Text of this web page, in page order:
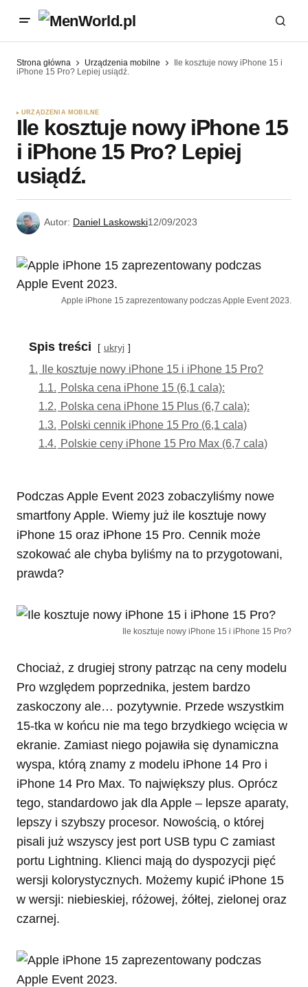
Strona główna Urządzenia mobilne
Ile kosztuje nowy iPhone 15 i
iPhone 15 Pro? Lepiej usiądź.
URZĄDZENIA MOBILNE
Ile kosztuje nowy iPhone 15
i iPhone 15 Pro? Lepiej
usiądź.
Autor: Daniel Laskowski12/09/2023
Apple iPhone 15 zaprezentowany podczas Apple Event 2023.
Spis treści ukryj
1.
Ile kosztuje nowy iPhone 15 i iPhone 15 Pro?
1.1. Polska cena iPhone 15 (6,1 cala):
1.2. Polska cena iPhone 15 Plus (6,7 cala):
1.3. Polski cennik iPhone 15 Pro (6,1 cala)
1.4. Polskie ceny iPhone 15 Pro Max (6,7 cala)
Podczas Apple Event 2023 zobaczyliśmy nowe
smartfony Apple. Wiemy już ile kosztuje nowy
iPhone 15 oraz iPhone 15 Pro. Cennik może
szokować ale chyba byliśmy na to przygotowani,
prawda?
Ile kosztuje nowy iPhone 15 i iPhone 15 Pro?
Chociaż, z drugiej strony patrząc na ceny modelu
Pro względem poprzednika, jestem bardzo
zaskoczony ale… pozytywnie. Przede wszystkim
15-tka w końcu nie ma tego brzydkiego wcięcia w
ekranie. Zamiast niego pojawiła się dynamiczna
wyspa, którą znamy z modelu iPhone 14 Pro i
iPhone 14 Pro Max. To największy plus. Oprócz
tego, standardowo jak dla Apple – lepsze aparaty,
lepszy i szybszy procesor. Nowością, o której
pisali już wszyscy jest port USB typu C zamiast
portu Lightning. Klienci mają do dyspozycji pięć
wersji kolorystycznych. Możemy kupić iPhone 15
w wersji: niebieskiej, różowej, żółtej, zielonej oraz
czarnej.